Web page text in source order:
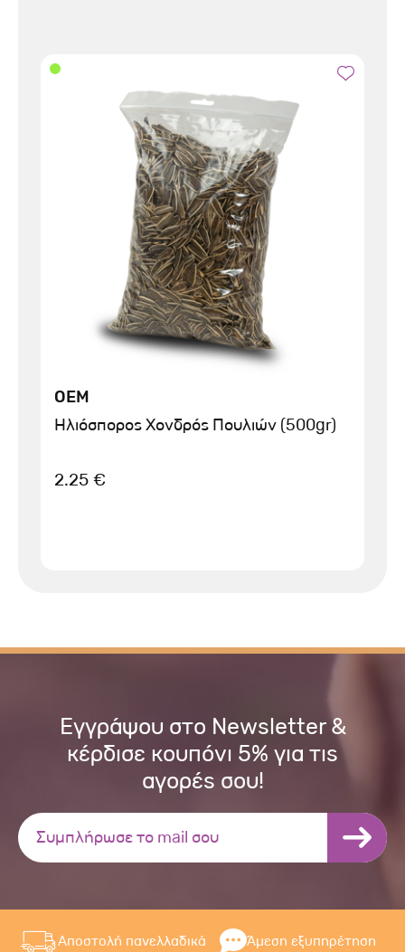
OEM
Ηλιόσπορος Χονδρός Πουλιών (500gr)
2.25 €
Εγγράψου στο Newsletter &
κέρδισε κουπόνι 5% για τις
αγορές σου!
Αποστολή πανελλαδικά Άμεση εξυπηρέτηση